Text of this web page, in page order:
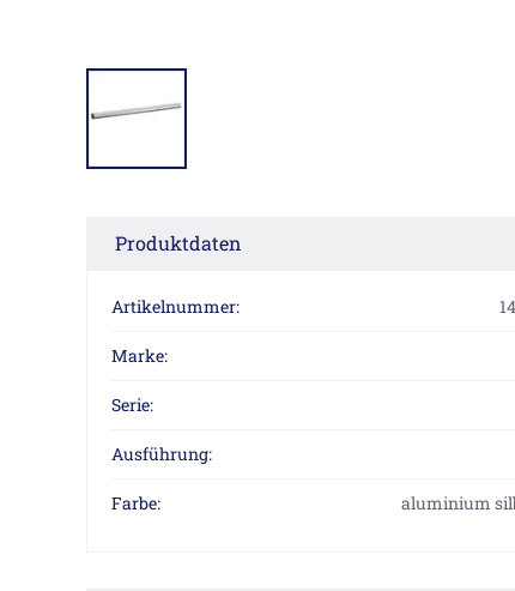
Produktdaten
Artikelnummer:
Marke:
Serie:
Ausführung:
Farbe: aluminium